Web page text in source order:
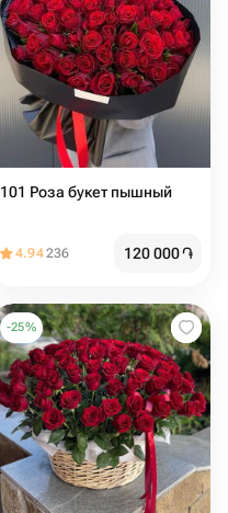
101 Роза букет пышный
4.94236 120 000֏
-25%